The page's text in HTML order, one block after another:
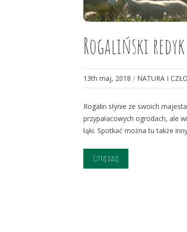
Rogaliński redyk
13th maj, 2018 / NATURA I
Rogalin słynie ze swoich
przypałacowych ogrodach, ale
łąki. Spotkać można tu także
Czytaj dalej